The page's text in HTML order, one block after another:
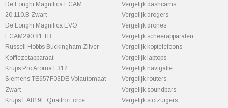
De'Longhi Magnifica ECAM
20.110.B Zwart
De'Longhi Magnifica EVO
ECAM290.81.TB
Russell Hobbs Buckingham Zilver
Koffiezetapparaat
Krups Pro Aroma F312
Siemens TE657F03DE Volautomaat
Zwart
Krups EA819E Quattro Force
Vergelijk dashcams
Vergelijk drogers
Vergelijk drones
Vergelijk scheerapparaten
Vergelijk koptelefoons
Vergelijk laptops
Vergelijk navigatie
Vergelijk routers
Vergelijk soundbars
Vergelijk stofzuigers